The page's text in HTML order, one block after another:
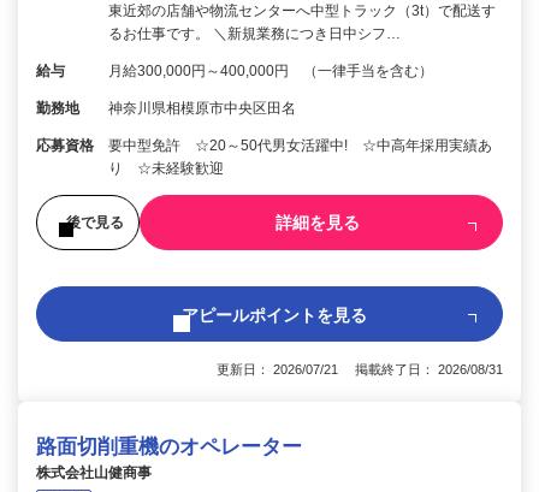
東近郊の店舗や物流センターへ中型トラック（3t）で配送す
るお仕事です。 ＼新規業務につき日中シフ…
給与 月給300,000円～400,000円 （一律手当を含む）
勤務地 神奈川県相模原市中央区田名
応募資格
要中型免許 ☆20～50代男女活躍中! ☆中高年採用実績あ
り ☆未経験歓迎
後で見る 詳細を見る
アピールポイントを見る
更新日： 2026/07/21 掲載終了日： 2026/08/31
路面切削重機のオペレーター
株式会社山健商事